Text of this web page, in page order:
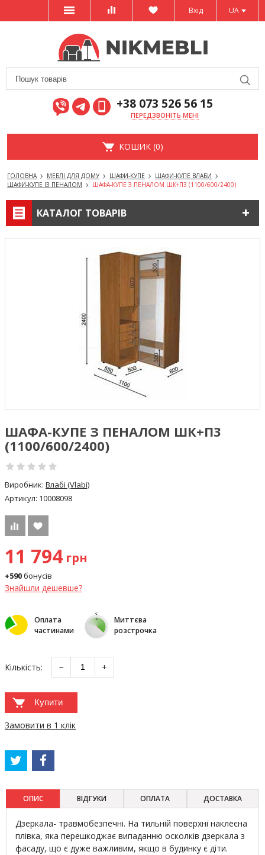
UA
Вхід
+38 073 526 56 15
ПЕРЕДЗВОНІТЬ МЕНІ
КОШИК (0)
ГОЛОВНА МЕБЛІ ДЛЯ ДОМУ ШАФИ-КУПЕ
ШАФИ-КУПЕ ВЛАБИ
ШАФИ-КУПЕ ІЗ ПЕНАЛОМ
ШАФА-КУПЕ З ПЕНАЛОМ ШК+П3 (1100/600/2400)
КАТАЛОГ ТОВАРІВ
ШАФА-КУПЕ З ПЕНАЛОМ ШК+П3
(1100/600/2400)
Виробник: Влабі (Vlabi)
Артикул: 10008098
11 794 грн
+590бонусів
Знайшли дешевше?
Оплата
частинами
Миттєва
розстрочка
Кількість: − +
Купити
Замовити в 1 клік
ОПИС ВІДГУКИ ОПЛАТА ДОСТАВКА
Дзеркала- травмобезпечні. На тильній поверхні наклеєна
плівка, яка перешкоджає випаданню осколків дзеркала з
фасаду, що є дуже важливим, якщо в будинку є діти.